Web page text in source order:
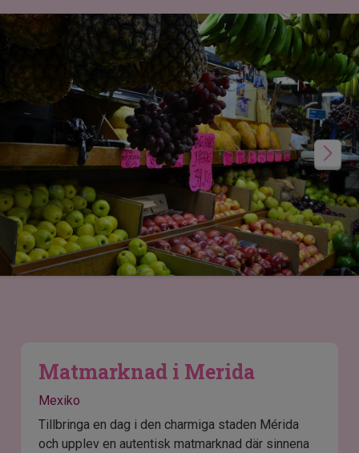
Matmarknad i Merida
Mexiko
Tillbringa en dag i den charmiga staden Mérida
och upplev en autentisk matmarknad där sinnena